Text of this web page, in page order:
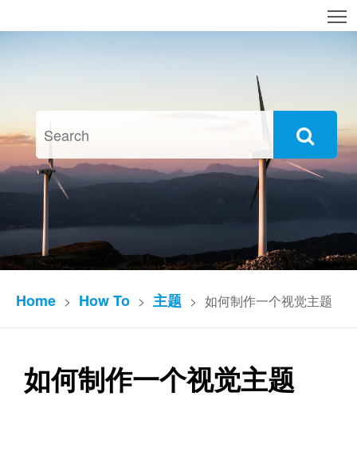
Home > How To > 主题 > 如何制作一个视觉主题
如何制作一个视觉主题